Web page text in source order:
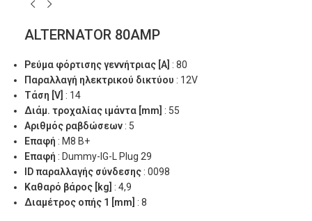
ALTERNATOR 80AMP
Ρεύμα φόρτισης γεννήτριας [A] : 80
Παραλλαγή ηλεκτρικού δικτύου : 12V
Τάση [V] : 14
Διάμ. τροχαλίας ιμάντα [mm] : 55
Αριθμός ραβδώσεων : 5
Επαφή : M8 B+
Επαφή : Dummy-IG-L Plug 29
ID παραλλαγής σύνδεσης : 0098
Καθαρό βάρος [kg] : 4,9
Διαμέτρος οπής 1 [mm] : 8